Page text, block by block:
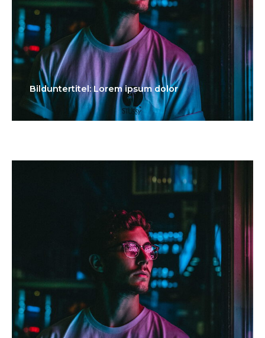
Bilduntertitel: Lorem ipsum dolor